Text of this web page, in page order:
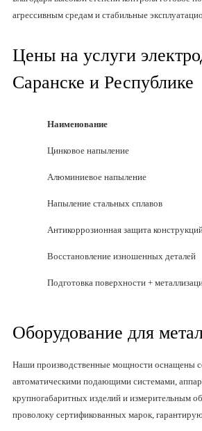
агрессивным средам и стабильные
Цены на услуги
Саранске и Республике
Наименование
Цинковое напыление
Алюминиевое напыление
Напыление стальных сплавов
Антикоррозионная защита
Восстановление изношенных деталей
Подготовка поверхности +
Оборудование для
Наши производственные мощности оснащены
автоматическими подающими системами,
крупногабаритных изделий и измерительным
проволоку сертификованных марок,